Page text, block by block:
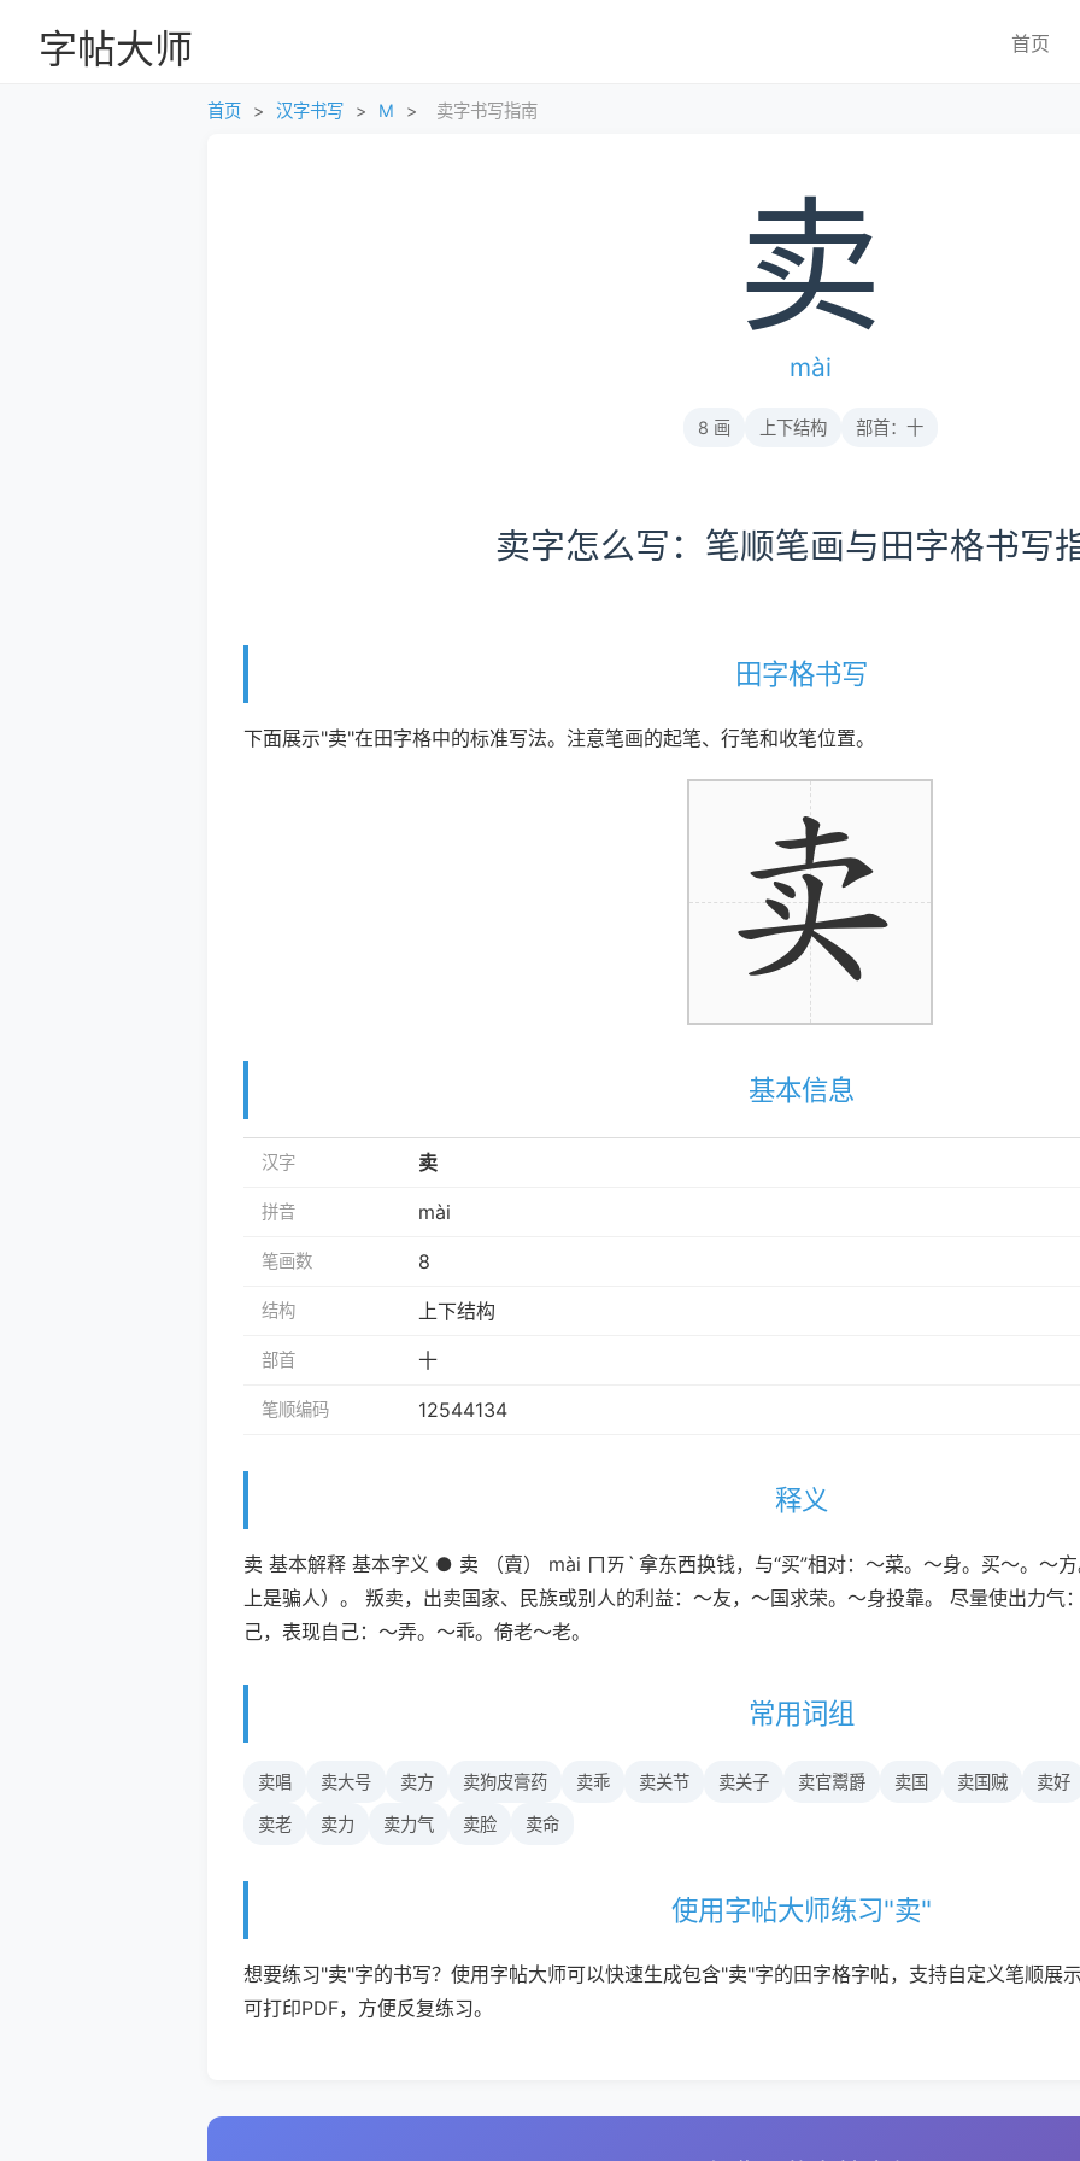
字帖大师 首页
首页 > 汉字书写 > M > 卖字书写指南
卖
mài
8 画 上下结构 部首：十
卖字怎么写：笔顺笔画与田字格书写
田字格书写
下面展示"卖"在田字格中的标准写法。注意笔画的起笔、行笔和收笔位置。
基本信息
汉字 卖
拼音 mài
笔画数 8
结构 上下结构
部首 十
笔顺编码 12544134
释义
卖 基本解释 基本字义 ● 卖 （賣） mài ㄇㄞˋ 拿东西换钱，与“买”相对：～菜。～身。买～。～
上是骗人）。 叛卖，出卖国家、民族或别人的利益：～友，～国求荣。～身投靠。 尽量使出力气
己，表现自己：～弄。～乖。倚老～老。
常用词组
卖唱 卖大号 卖方 卖狗皮膏药 卖乖 卖关节 卖关子 卖官鬻爵 卖国 卖国贼 卖好
卖老 卖力 卖力气 卖脸 卖命
使用字帖大师练习"卖"
想要练习"卖"字的书写？使用字帖大师可以快速生成包含"卖"字的田字格字帖，支持自定义笔顺展
可打印PDF，方便反复练习。